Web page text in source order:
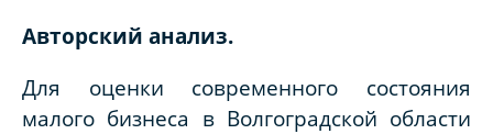
Авторский анализ.
Для оценки современного состояния
малого бизнеса в Волгоградской области